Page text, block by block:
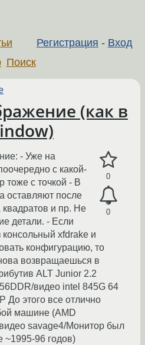
Регистрация - Вход
Поиск
(как в
0
0
- Уже на
с какой-
тоже с точкой - В
оставляют после
и пр. Не
детали. - Если
консольный xfdrake и
конфигурацию, то
возвращаешься в
ALT Junior 2.2
видео intel 845G 64
До этого все отлично
машине (AMD
savage4/Монитор был
~1995-96 годов)